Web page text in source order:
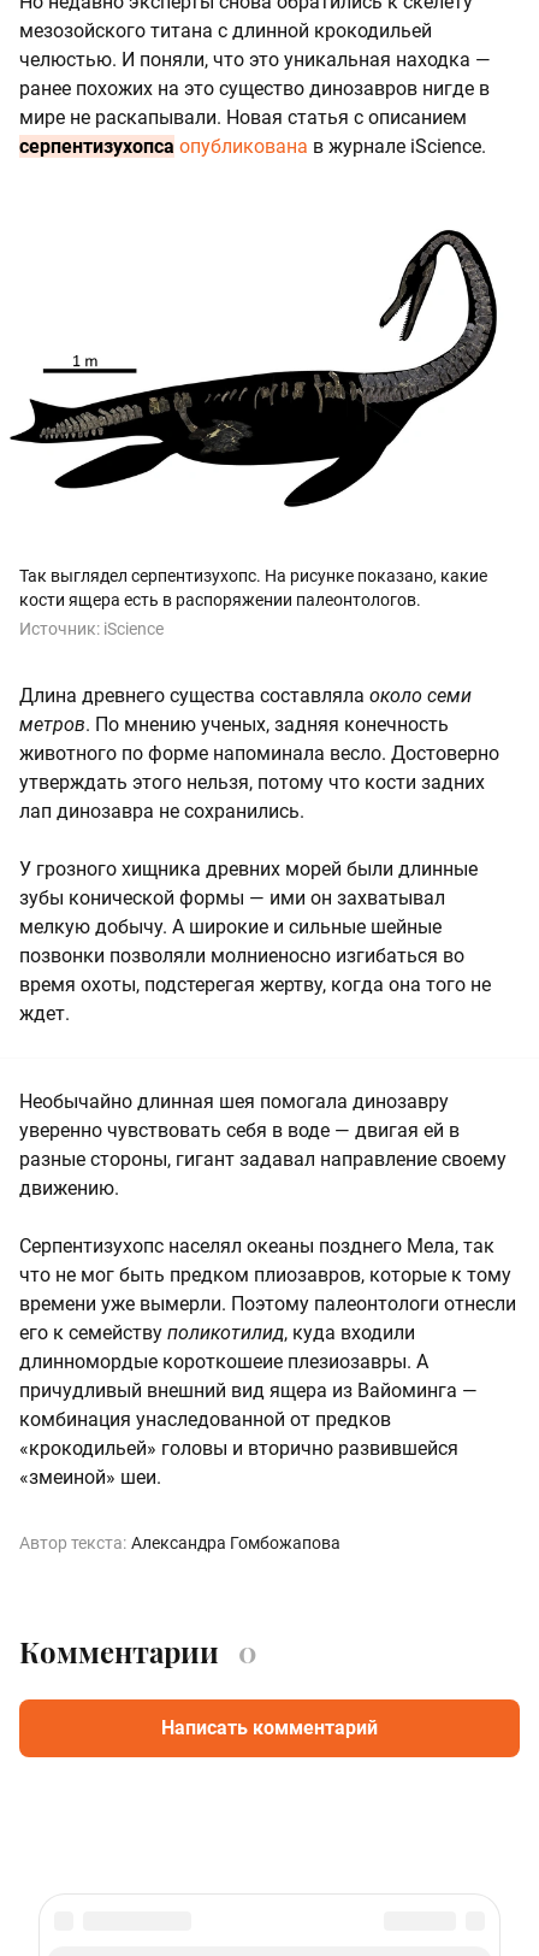
мезозойского титана с длинной крокодильей
челюстью. И поняли, что это уникальная находка —
ранее похожих на это существо динозавров нигде в
мире не раскапывали. Новая статья с описанием
серпентизухопса опубликована в журнале iScience.
Так выглядел серпентизухопс. На рисунке показано, какие
кости ящера есть в распоряжении палеонтологов.
Источник: iScience
Длина древнего существа составляла около семи
метров. По мнению ученых, задняя конечность
животного по форме напоминала весло. Достоверно
утверждать этого нельзя, потому что кости задних
лап динозавра не сохранились.
У грозного хищника древних морей были длинные
зубы конической формы — ими он захватывал
мелкую добычу. А широкие и сильные шейные
позвонки позволяли молниеносно изгибаться во
время охоты, подстерегая жертву, когда она того не
ждет.
Необычайно длинная шея помогала динозавру
уверенно чувствовать себя в воде — двигая ей в
разные стороны, гигант задавал направление своему
движению.
Серпентизухопс населял океаны позднего Мела, так
что не мог быть предком плиозавров, которые к тому
времени уже вымерли. Поэтому палеонтологи отнесли
его к семейству поликотилид, куда входили
длинномордые короткошеие плезиозавры. А
причудливый внешний вид ящера из Вайоминга —
комбинация унаследованной от предков
«крокодильей» головы и вторично развившейся
«змеиной» шеи.
Автор текста: Александра Гомбожапова
Комментарии 0
Написать комментарий